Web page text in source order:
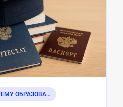
ТЕСТЫ НА ТЕМУ ОБРАЗОВАНИЕ